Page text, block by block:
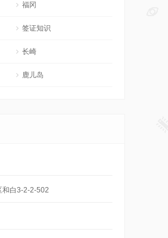
福冈
签证知识
长崎
鹿儿岛
和白3-2-2-502